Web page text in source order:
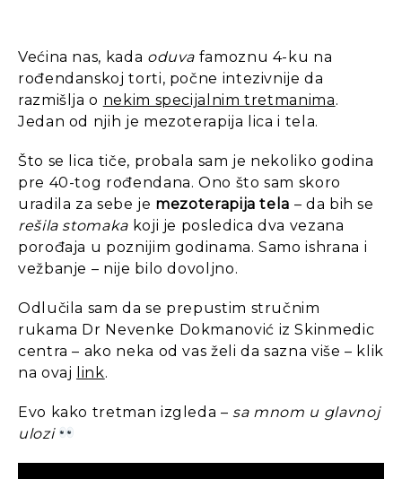
Većina nas, kada oduva famoznu 4-ku na
rođendanskoj torti, počne intezivnije da
razmišlja o nekim specijalnim tretmanima.
Jedan od njih je mezoterapija lica i tela.
Što se lica tiče, probala sam je nekoliko godina
pre 40-tog rođendana. Ono što sam skoro
uradila za sebe je mezoterapija tela – da bih se
rešila stomaka koji je posledica dva vezana
porođaja u poznijim godinama. Samo ishrana i
vežbanje – nije bilo dovoljno.
Odlučila sam da se prepustim stručnim
rukama Dr Nevenke Dokmanović iz Skinmedic
centra – ako neka od vas želi da sazna više – klik
na ovaj
link.
Evo kako tretman izgleda – sa mnom u glavnoj
ulozi